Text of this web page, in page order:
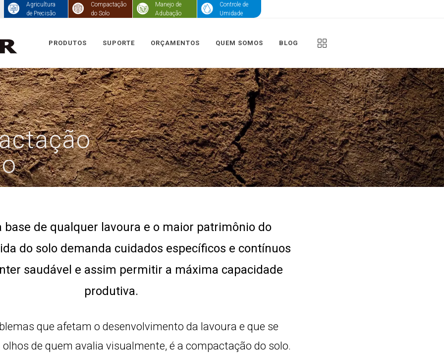
Agricultura
de Precisão
Compactação
do Solo
Manejo de
Adubação
Controle de
Umidade
PRODUTOS SUPORTE ORÇAMENTOS QUEM SOMOS BLOG
base de qualquer lavoura e o maior patrimônio do
do solo demanda cuidados específicos e contínuos
saudável e assim permitir a máxima capacidade
produtiva.
que afetam o desenvolvimento da lavoura e que se
de quem avalia visualmente, é a compactação do solo.